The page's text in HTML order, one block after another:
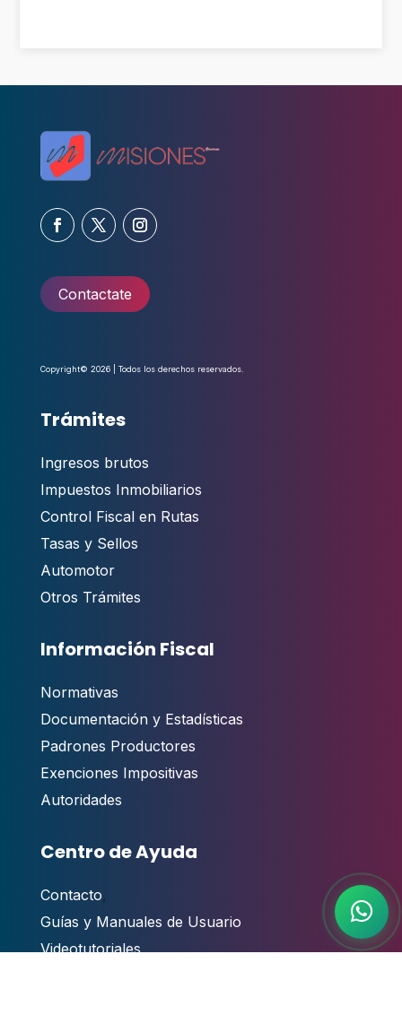
Contactate
Copyright© 2026 | Todos los derechos reservados.
Trámites
Ingresos brutos
Impuestos Inmobiliarios
Control Fiscal en Rutas
Tasas y Sellos
Automotor
Otros Trámites
Información Fiscal
Normativas
Documentación y Estadísticas
Padrones Productores
Exenciones Impositivas
Autoridades
Centro de Ayuda
Contacto,
Guías y Manuales de Usuario
Videotutoriales